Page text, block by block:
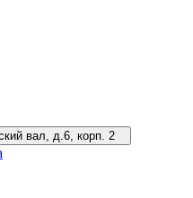
вал, д.6, корп. 2